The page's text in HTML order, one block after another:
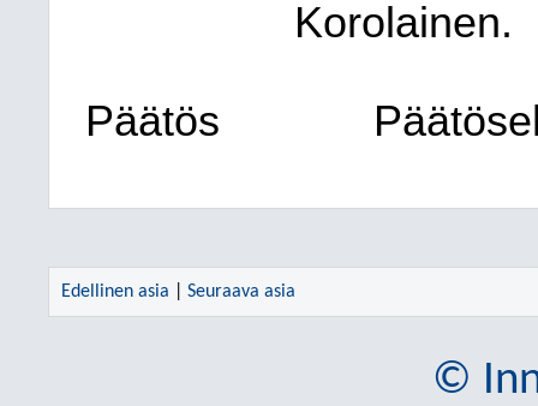
Korolainen.
Päätös
Edellinen asia Seuraava asia
©